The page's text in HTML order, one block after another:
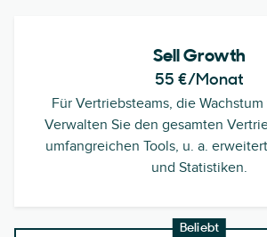
Sell Growth
55 €/Monat
Für Vertriebsteams, die
Verwalten Sie den gesamten
umfangreichen Tools, u. a.
und Statistiken.
Beliebt